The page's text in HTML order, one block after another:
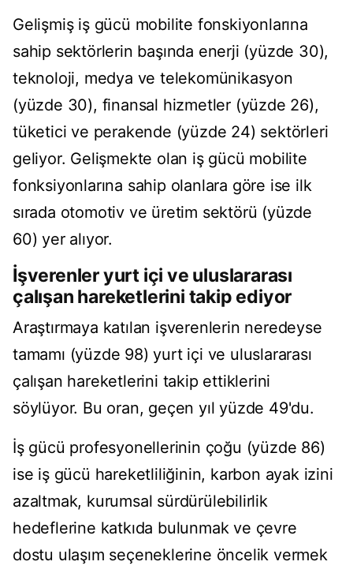
Gelişmiş iş gücü mobilite fonskiyonlarına
sahip sektörlerin başında enerji (yüzde 30),
teknoloji, medya ve telekomünikasyon
(yüzde 30), finansal hizmetler (yüzde 26),
tüketici ve perakende (yüzde 24) sektörleri
geliyor. Gelişmekte olan iş gücü mobilite
fonksiyonlarına sahip olanlara göre ise ilk
sırada otomotiv ve üretim sektörü (yüzde
60) yer alıyor.
İşverenler yurt içi ve uluslararası
çalışan hareketlerini takip ediyor
Araştırmaya katılan işverenlerin neredeyse
tamamı (yüzde 98) yurt içi ve uluslararası
çalışan hareketlerini takip ettiklerini
söylüyor. Bu oran, geçen yıl yüzde 49'du.
İş gücü profesyonellerinin çoğu (yüzde 86)
ise iş gücü hareketliliğinin, karbon ayak izini
azaltmak, kurumsal sürdürülebilirlik
hedeflerine katkıda bulunmak ve çevre
dostu ulaşım seçeneklerine öncelik vermek